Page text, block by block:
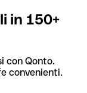
in 150+
con Qonto.
convenienti.